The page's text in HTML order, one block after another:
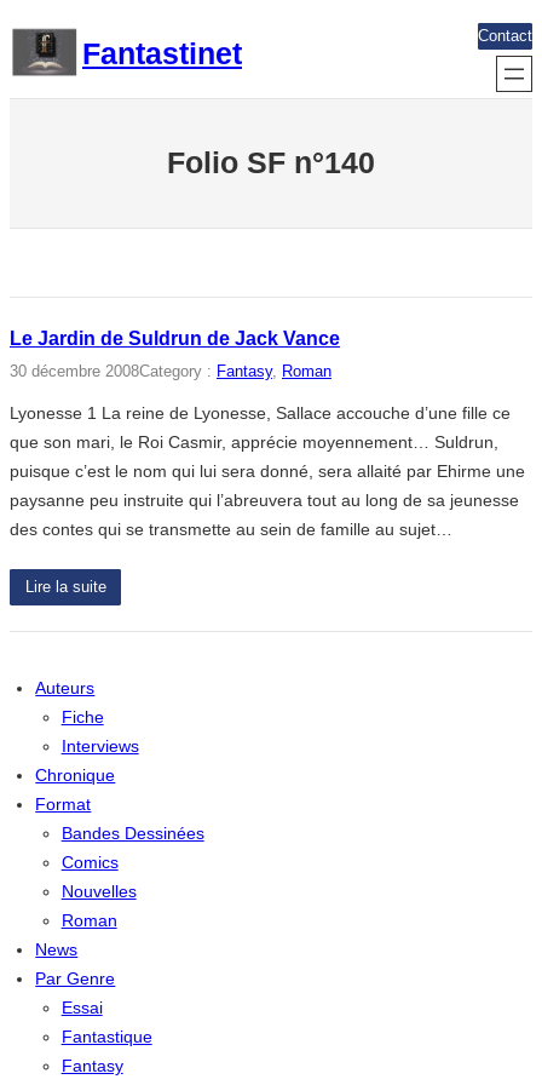
contenu
Fantastinet
Contact
Folio SF n°140
Le Jardin de Suldrun de Jack Vance
30 décembre 2008Category : Fantasy, Roman
Lyonesse 1 La reine de Lyonesse, Sallace accouche d’une fille ce
que son mari, le Roi Casmir, apprécie moyennement… Suldrun,
puisque c’est le nom qui lui sera donné, sera allaité par Ehirme une
paysanne peu instruite qui l’abreuvera tout au long de sa jeunesse
des contes qui se transmette au sein de famille au sujet…
Lire la suite
Auteurs
Fiche
Interviews
Chronique
Format
Bandes Dessinées
Comics
Nouvelles
Roman
News
Par Genre
Essai
Fantastique
Fantasy